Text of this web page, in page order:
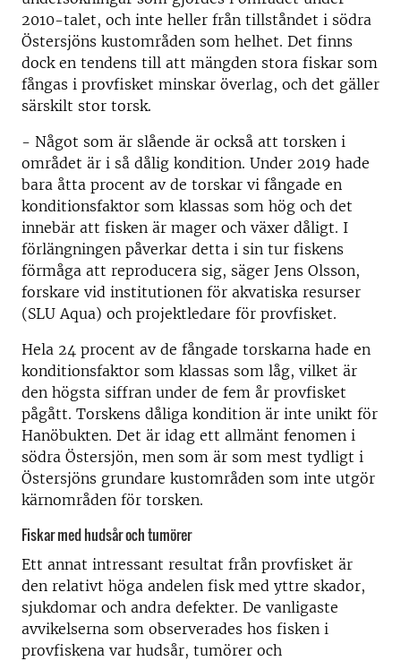
2010-talet, och inte heller från tillståndet i södra
Östersjöns kustområden som helhet. Det finns
dock en tendens till att mängden stora fiskar som
fångas i provfisket minskar överlag, och det gäller
särskilt stor torsk.
- Något som är slående är också att torsken i
området är i så dålig kondition. Under 2019 hade
bara åtta procent av de torskar vi fångade en
konditionsfaktor som klassas som hög och det
innebär att fisken är mager och växer dåligt. I
förlängningen påverkar detta i sin tur fiskens
förmåga att reproducera sig, säger Jens Olsson,
forskare vid institutionen för akvatiska resurser
(SLU Aqua) och projektledare för provfisket.
Hela 24 procent av de fångade torskarna hade en
konditionsfaktor som klassas som låg, vilket är
den högsta siffran under de fem år provfisket
pågått. Torskens dåliga kondition är inte unikt för
Hanöbukten. Det är idag ett allmänt fenomen i
södra Östersjön, men som är som mest tydligt i
Östersjöns grundare kustområden som inte utgör
kärnområden för torsken.
Fiskar med hudsår och tumörer
Ett annat intressant resultat från provfisket är
den relativt höga andelen fisk med yttre skador,
sjukdomar och andra defekter. De vanligaste
avvikelserna som observerades hos fisken i
provfiskena var hudsår, tumörer och